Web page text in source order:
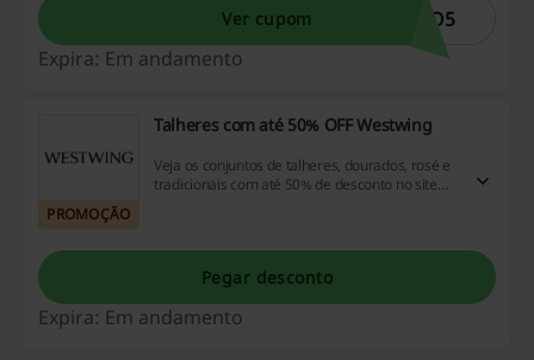
render mais com essa chance de cashback!
Ver cupom
RO5
Expira: Em andamento
PROMOÇÃO
Talheres com até 50% OFF Westwing
Veja os conjuntos de talheres, dourados, rosé e
tradicionais com até 50% de desconto no site
Pegar desconto
Expira: Em andamento